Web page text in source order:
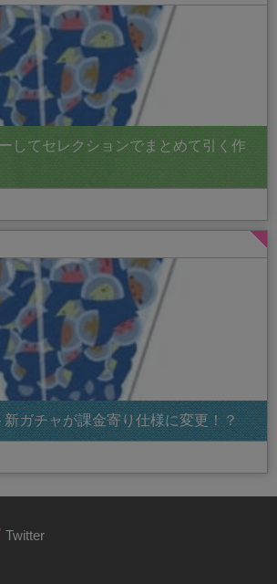
してセレクションでまとめて引く作
ガチャが課金寄り仕様に変更！？
Twitter